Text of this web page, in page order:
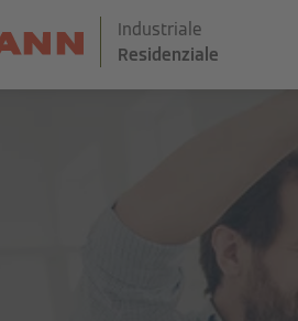
Industriale
Residenziale